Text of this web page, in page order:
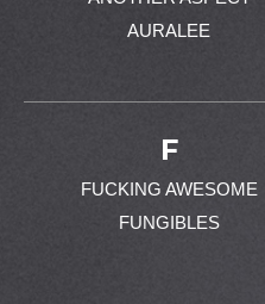
AURALEE
F
FUCKING AWESOME
FUNGIBLES